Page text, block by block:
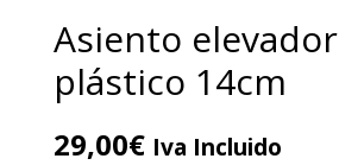
Asiento
plástico 14cm
29,00€ Iva Incluido